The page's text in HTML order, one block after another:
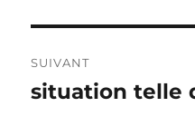
SUIVANT
Publication
situation telle